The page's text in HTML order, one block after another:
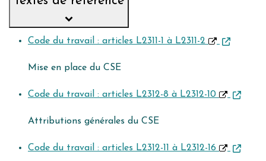
Code du travail : articles L2311-1 à L2311-2
Mise en place du CSE
Code du travail : articles L2312-8 à L2312-10
Attributions générales du CSE
Code du travail : articles L2312-11 à L2312-16